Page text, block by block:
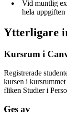
Vid muntlig
hela uppgiften
Ytterligare
Kursrum i
Registrerade
kursen i
fliken Studier i
Ges av